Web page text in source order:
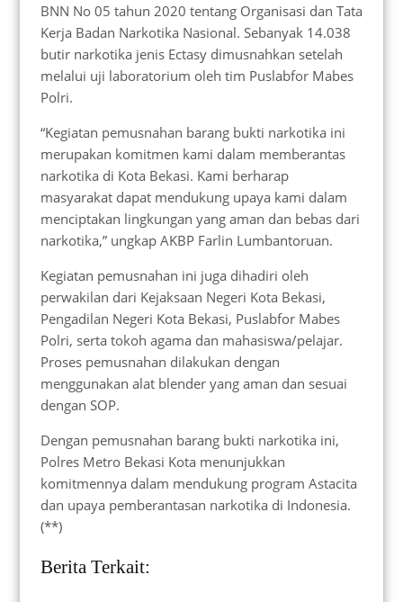
BNN No 05 tahun 2020 tentang Organisasi dan Tata
Kerja Badan Narkotika Nasional. Sebanyak 14.038
butir narkotika jenis Ectasy dimusnahkan setelah
melalui uji laboratorium oleh tim Puslabfor Mabes
Polri.
“Kegiatan pemusnahan barang bukti narkotika ini
merupakan komitmen kami dalam memberantas
narkotika di Kota Bekasi. Kami berharap
masyarakat dapat mendukung upaya kami dalam
menciptakan lingkungan yang aman dan bebas dari
narkotika,” ungkap AKBP Farlin Lumbantoruan.
Kegiatan pemusnahan ini juga dihadiri oleh
perwakilan dari Kejaksaan Negeri Kota Bekasi,
Pengadilan Negeri Kota Bekasi, Puslabfor Mabes
Polri, serta tokoh agama dan mahasiswa/pelajar.
Proses pemusnahan dilakukan dengan
menggunakan alat blender yang aman dan sesuai
dengan SOP.
Dengan pemusnahan barang bukti narkotika ini,
Polres Metro Bekasi Kota menunjukkan
komitmennya dalam mendukung program Astacita
dan upaya pemberantasan narkotika di Indonesia.
(**)
Berita Terkait: